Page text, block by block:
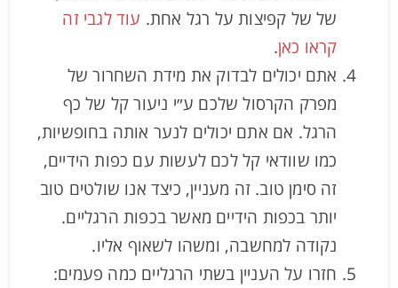
של של קפיצות על רגל אחת. עוד לגבי זה
קראו כאן.
אתם יכולים לבדוק את מידת השחרור של
מפרק הקרסול שלכם ע״י ניעור קל של כף
הרגל. אם אתם יכולים לנער אותה בחופשיות,
כמו שוודאי קל לכם לעשות עם כפות הידיים,
זה סימן טוב. זה מעניין, כיצד אנו שולטים טוב
יותר בכפות הידיים מאשר בכפות הרגליים.
נקודה למחשבה, ומשהו לשאוף אליו.
חזרו על העניין בשתי הרגליים כמה פעמים: